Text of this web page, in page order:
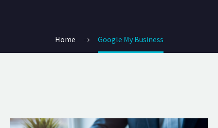
Home Google My Business